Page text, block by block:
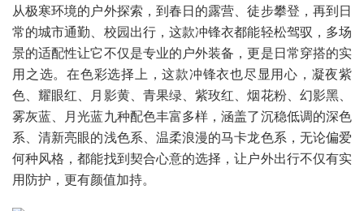
从极寒环境的户外探索，到春日的露营、徒步攀登，再到日
常的城市通勤、校园出行，这款冲锋衣都能轻松驾驭，多场
景的适配性让它不仅是专业的户外装备，更是日常穿搭的实
用之选。在色彩选择上，这款冲锋衣也尽显用心，凝夜紫
色、耀眼红、月影黄、青果绿、紫玫红、烟花粉、幻影黑、
雾灰蓝、月光蓝九种配色丰富多样，涵盖了沉稳低调的深色
系、清新亮眼的浅色系、温柔浪漫的马卡龙色系，无论偏爱
何种风格，都能找到契合心意的选择，让户外出行不仅有实
用防护，更有颜值加持。